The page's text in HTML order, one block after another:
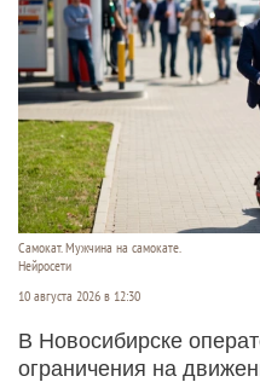
Самокат. Мужчина на самокате.
Нейросети
10 августа 2026 в 12:30
В Новосибирске
ограничения на